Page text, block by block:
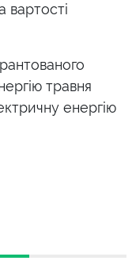
вартості
травня
енергію